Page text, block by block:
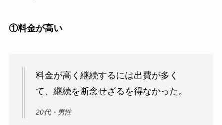
①料金が高い
料金が高く継続するには出費が多く
て、継続を断念せざるを得なかった。
20代・男性